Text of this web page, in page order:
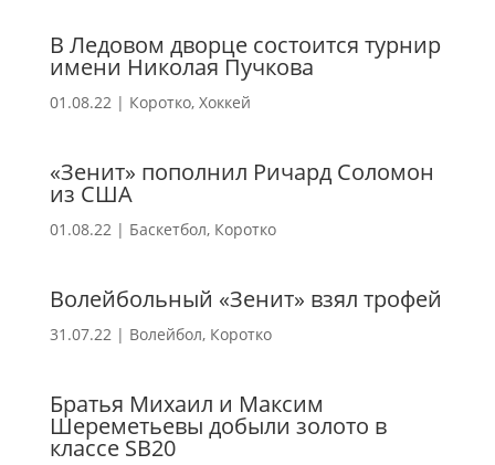
В Ледовом дворце состоится турнир
имени Николая Пучкова
01.08.22| Коротко, Хоккей
«Зенит» пополнил Ричард Соломон
из США
01.08.22| Баскетбол, Коротко
Волейбольный «Зенит» взял трофей
31.07.22| Волейбол, Коротко
Братья Михаил и Максим
Шереметьевы добыли золото в
классе SB20